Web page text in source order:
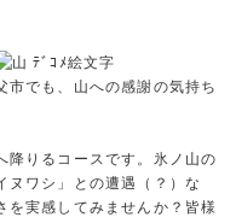
市でも、山への感謝の気持ち
降りるコースです。氷ノ山の
ヌワシ」との遭遇（？）な
を実感してみませんか？皆様